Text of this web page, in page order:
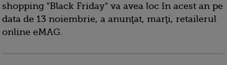
shopping "Black Friday" va avea loc în acest an pe
data de 13 noiembrie, a anunţat, marţi, retailerul
online eMAG.